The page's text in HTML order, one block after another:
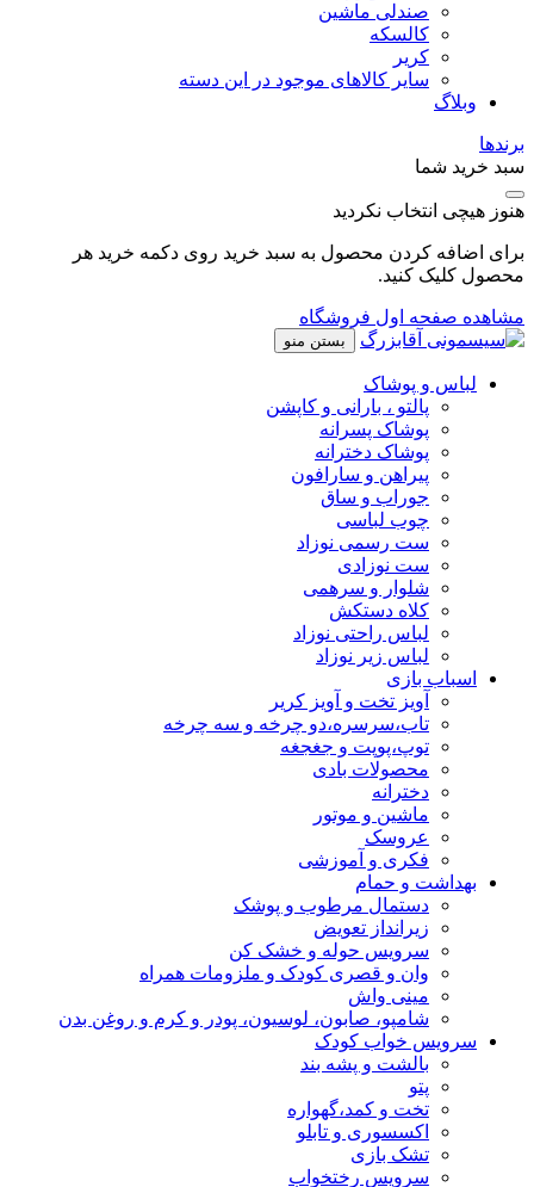
صندلی ماشین
کالسکه
کریر
سایر کالاهای موجود در این دسته
وبلاگ
برندها
سبد خرید شما
هنوز هیچی انتخاب نکردید
برای اضافه کردن محصول به سبد خرید روی دکمه خرید هر
محصول کلیک کنید.
مشاهده صفحه اول فروشگاه
بستن منو
لباس و پوشاک
پالتو ، بارانی و کاپشن
پوشاک پسرانه
پوشاک دخترانه
پیراهن و سارافون
جوراب و ساق
چوب لباسی
ست رسمی نوزاد
ست نوزادی
شلوار و سرهمی
کلاه دستکش
لباس راحتی نوزاد
لباس زیر نوزاد
اسباب بازی
آویز تخت و آویز کریر
تاب،سرسره،دو چرخه و سه چرخه
توپ،پوپت و جغجغه
محصولات بادی
دخترانه
ماشین و موتور
عروسک
فکری و آموزشی
بهداشت و حمام
دستمال مرطوب و پوشک
زیرانداز تعویض
سرویس حوله و خشک کن
وان و قصری کودک و ملزومات همراه
مینی واش
شامپو، صابون، لوسیون، پودر و کرم و روغن بدن
سرویس خواب کودک
بالشت و پشه بند
پتو
تخت و کمد،گهواره
اکسسوری و تابلو
تشک بازی
سرویس رختخواب